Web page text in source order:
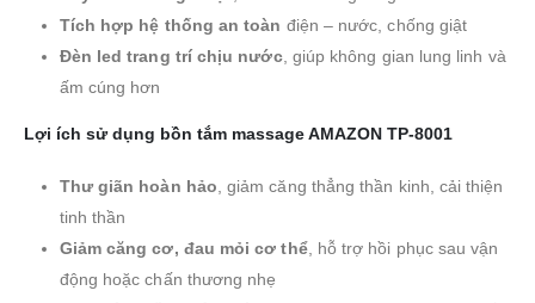
Tích hợp hệ thống an toàn điện – nước, chống giật
Đèn led trang trí chịu nước, giúp không gian lung linh và
ấm cúng hơn
Lợi ích sử dụng bồn tắm massage AMAZON TP-8001
Thư giãn hoàn hảo , giảm căng thẳng thần kinh, cải thiện
tinh thần
Giảm căng cơ, đau mỏi cơ thể, hỗ trợ hồi phục sau vận
động hoặc chấn thương nhẹ